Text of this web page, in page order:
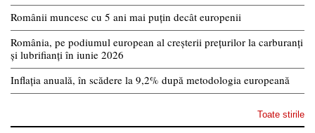
Românii muncesc cu 5 ani mai puțin decât europenii
România, pe podiumul european al creșterii prețurilor la carburanți
și lubrifianți în iunie 2026
Inflația anuală, în scădere la 9,2% după metodologia europeană
Toate stirile